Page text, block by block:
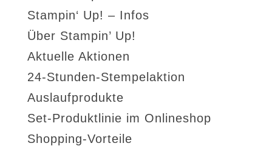
Stampin‘ Up! – Infos
Über Stampin’ Up!
Aktuelle Aktionen
24-Stunden-Stempelaktion
Auslaufprodukte
Set-Produktlinie im Onlineshop
Shopping-Vorteile